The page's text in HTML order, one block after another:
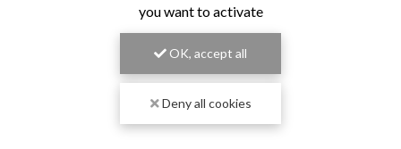
you want to activate
OK, accept all
Deny all cookies